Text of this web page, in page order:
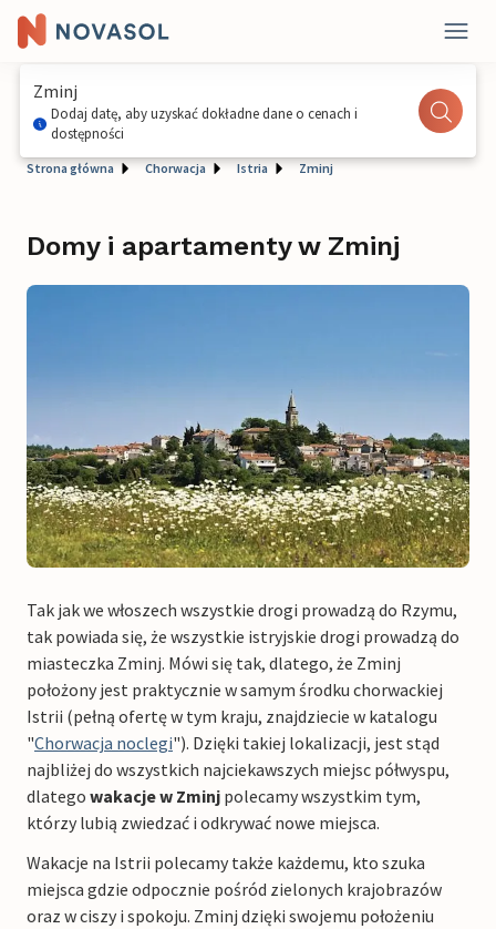
Zminj
Dodaj datę, aby uzyskać dokładne dane o cenach i
dostępności
Strona główna Chorwacja Istria Zminj
Domy i apartamenty w Zminj
Tak jak we włoszech wszystkie drogi prowadzą do Rzymu,
tak powiada się, że wszystkie istryjskie drogi prowadzą do
miasteczka Zminj. Mówi się tak, dlatego, że Zminj
położony jest praktycznie w samym środku chorwackiej
Istrii (pełną ofertę w tym kraju, znajdziecie w katalogu
"Chorwacja noclegi"). Dzięki takiej lokalizacji, jest stąd
najbliżej do wszystkich najciekawszych miejsc półwyspu,
dlatego wakacje w Zminj polecamy wszystkim tym,
którzy lubią zwiedzać i odkrywać nowe miejsca.
Wakacje na Istrii polecamy także każdemu, kto szuka
miejsca gdzie odpocznie pośród zielonych krajobrazów
oraz w ciszy i spokoju. Zminj dzięki swojemu położeniu